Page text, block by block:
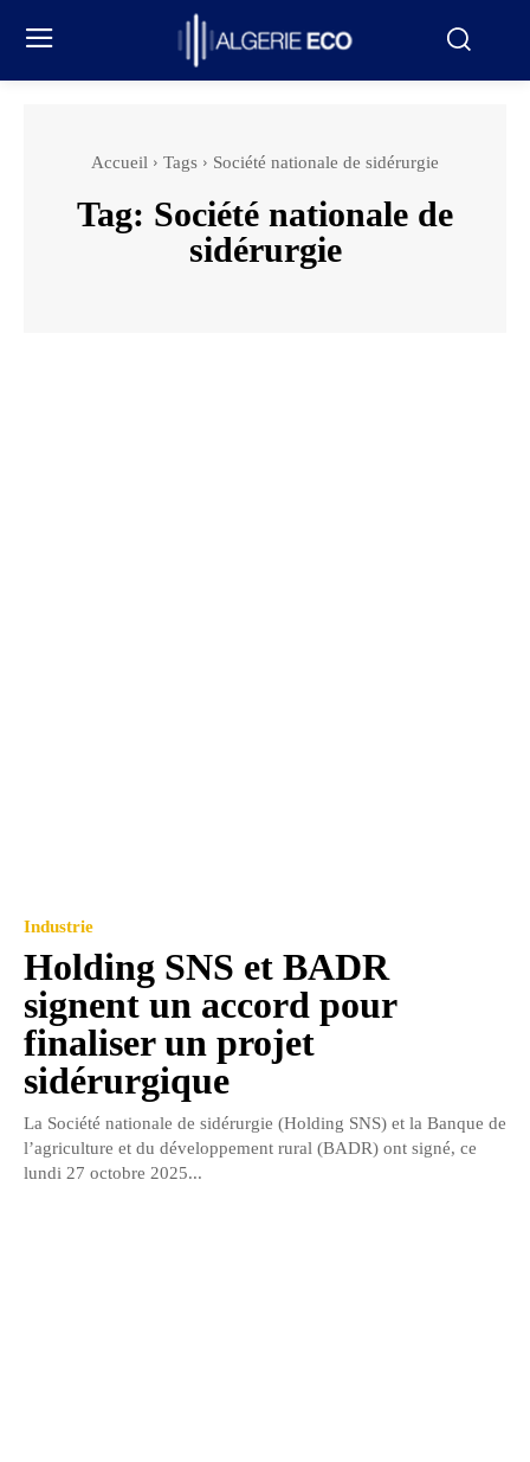
Accueil Tags Société nationale de sidérurgie
Tag: Société nationale de
sidérurgie
Industrie
Holding SNS et BADR
signent un accord pour
finaliser un projet
sidérurgique
La Société nationale de sidérurgie (Holding SNS) et la Banque de
l’agriculture et du développement rural (BADR) ont signé, ce
lundi 27 octobre 2025...